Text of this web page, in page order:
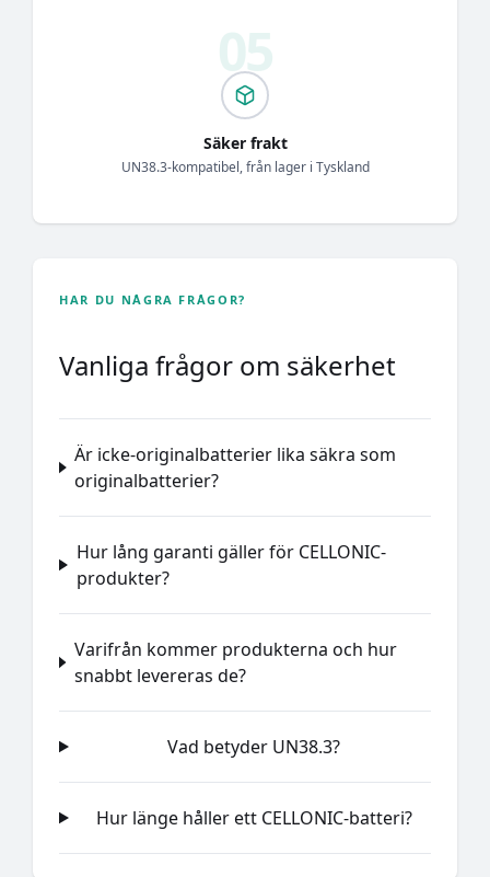
Säker frakt
UN38.3-kompatibel, från lager i Tyskland
HAR DU NÅGRA FRÅGOR?
Vanliga frågor om säkerhet
Är icke-originalbatterier lika säkra som
originalbatterier?
Hur lång garanti gäller för CELLONIC-
produkter?
Varifrån kommer produkterna och hur
snabbt levereras de?
Vad betyder UN38.3?
Hur länge håller ett CELLONIC-batteri?